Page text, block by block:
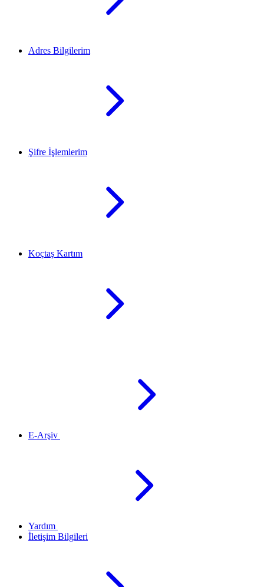
Adres Bilgilerim
Şifre İşlemlerim
Koçtaş Kartım
E-Arşiv
Yardım
İletişim Bilgileri